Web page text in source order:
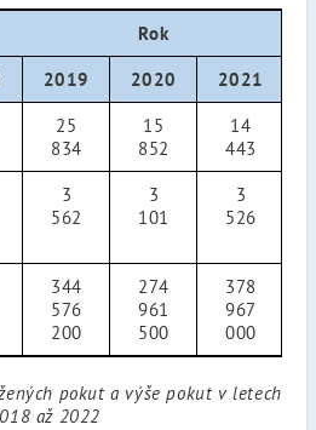
Rok
2019 2020 2021
25
834
15
852
14
443
3
562
3
101
3
526
344
576
200
274
961
500
378
967
000
pokut a výše pokut v letech
až 2022